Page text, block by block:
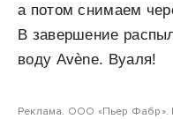
а потом снимаем
В завершение
воду Avène. Вуаля!
Реклама. ООО «Пьер Фабр».